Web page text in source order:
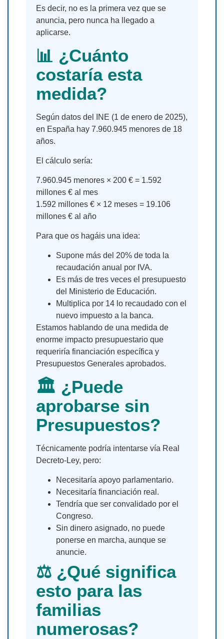
Es decir, no es la primera vez que se
anuncia, pero nunca ha llegado a
aplicarse.
📊 ¿Cuánto
costaría esta
medida?
Según datos del INE (1 de enero de 2025),
en España hay 7.960.945 menores de 18
años.
El cálculo sería:
7.960.945 menores × 200 € = 1.592
millones € al mes
1.592 millones € × 12 meses = 19.106
millones € al año
Para que os hagáis una idea:
Supone más del 20% de toda la
recaudación anual por IVA.
Es más de tres veces el presupuesto
del Ministerio de Educación.
Multiplica por 14 lo recaudado con el
nuevo impuesto a la banca.
Estamos hablando de una medida de
enorme impacto presupuestario que
requeriría financiación específica y
Presupuestos Generales aprobados.
🏛 ¿Puede
aprobarse sin
Presupuestos?
Técnicamente podría intentarse vía Real
Decreto-Ley, pero:
Necesitaría apoyo parlamentario.
Necesitaría financiación real.
Tendría que ser convalidado por el
Congreso.
Sin dinero asignado, no puede
ponerse en marcha, aunque se
anuncie.
⚖ ¿Qué significa
esto para las
familias
numerosas?